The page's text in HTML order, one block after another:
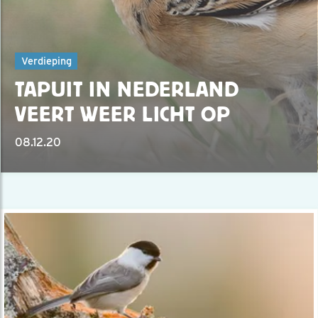
Verdieping
TAPUIT IN NEDERLAND
VEERT WEER LICHT OP
08.12.20